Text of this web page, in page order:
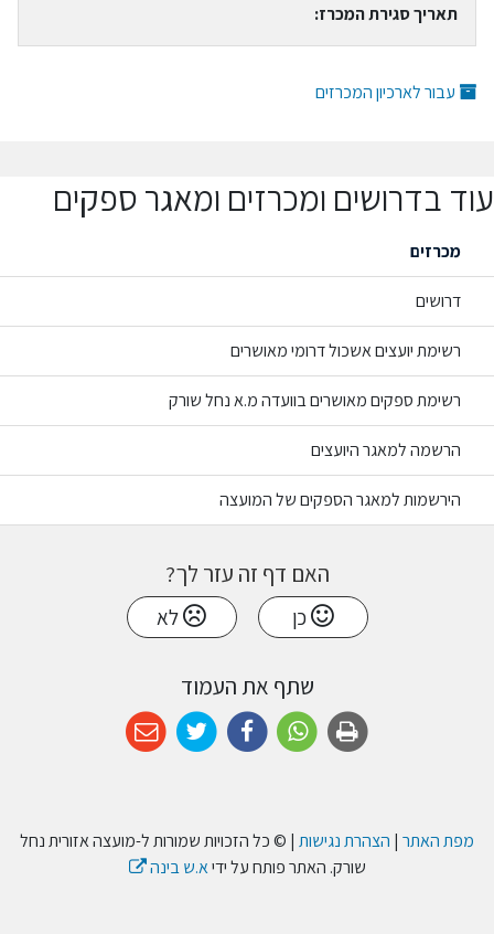
תאריך סגירת המכרז:
עבור לארכיון המכרזים
עוד בדרושים ומכרזים ומאגר ספקים
מכרזים
דרושים
רשימת יועצים אשכול דרומי מאושרים
רשימת ספקים מאושרים בוועדה מ.א נחל שורק
הרשמה למאגר היועצים
הירשמות למאגר הספקים של המועצה
האם דף זה עזר לך?
כן לא
שתף את העמוד
מפת האתר | הצהרת נגישות | © כל הזכויות שמורות ל-מועצה אזורית נחל
שורק. האתר פותח על ידיא.ש בינה